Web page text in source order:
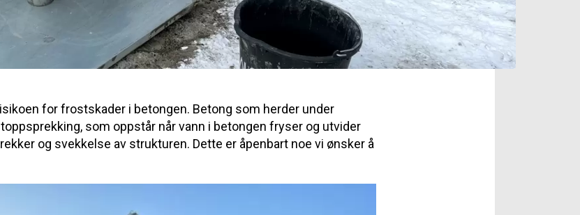
for frostskader i betongen. Betong som herder under
som oppstår når vann i betongen fryser og utvider
og svekkelse av strukturen. Dette er åpenbart noe vi ønsker å